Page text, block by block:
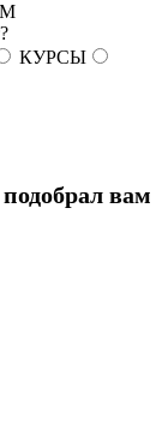
КУРСЫ
вам